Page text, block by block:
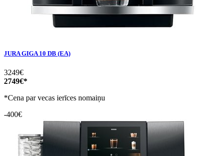
JURA GIGA 10 DB (EA)
3249€
2749€*
*Cena par vecas ierīces nomaiņu
-400€